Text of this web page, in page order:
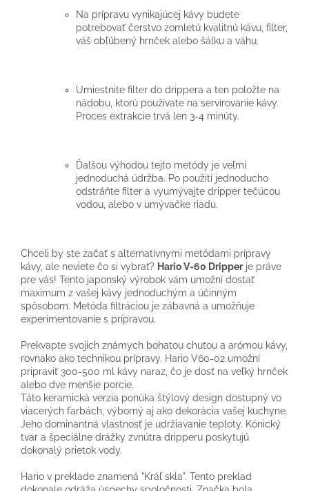
Na prípravu vynikajúcej kávy budete
potrebovať čerstvo zomletú kvalitnú kávu, filter,
váš obľúbený hrnček alebo šálku a váhu.
Umiestnite filter do drippera a ten položte na
nádobu, ktorú používate na servírovanie kávy.
Proces extrakcie trvá len 3-4 minúty.
Ďalšou výhodou tejto metódy je veľmi
jednoduchá údržba. Po použití jednoducho
odstráňte filter a vyumývajte dripper tečúcou
vodou, alebo v umývačke riadu.
Chceli by ste začať s alternatívnymi metódami prípravy
kávy, ale neviete čo si vybrať? Hario V-60 Dripperje práve
pre vás! Tento japonský výrobok vám umožní dostať
maximum z vašej kávy jednoduchým a účinným
spôsobom. Metóda filtráciou je zábavná a umožňuje
experimentovanie s prípravou.
Prekvapte svojich známych bohatou chuťou a arómou kávy,
rovnako ako technikou prípravy. Hario V60-02 umožní
pripraviť 300-500 ml kávy naraz, čo je dosť na veľký hrnček
alebo dve menšie porcie.
Táto keramická verzia ponúka štýlový design dostupný vo
viacerých farbách, výborný aj ako dekorácia vašej kuchyne.
Jeho dominantná vlastnosť je udržiavanie teploty. Kónický
tvar a špeciálne drážky zvnútra dripperu poskytujú
dokonalý prietok vody.
Hario v preklade znamená "Kráľ skla". Tento preklad